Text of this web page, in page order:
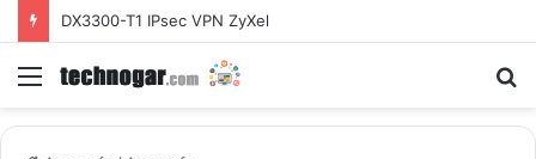
Fotoğraflar Uygulaması Başlamadı Kesin Çözüm
Menü